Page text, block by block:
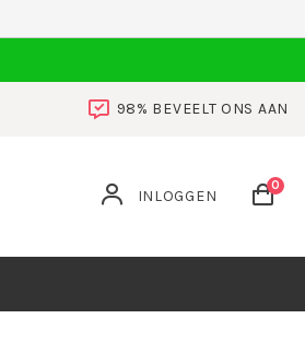
98% BEVEELT ONS AAN
INLOGGEN
0